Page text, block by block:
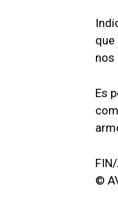
que
nos
Es
©